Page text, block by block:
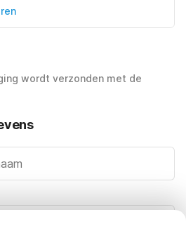
wordt verzonden met de